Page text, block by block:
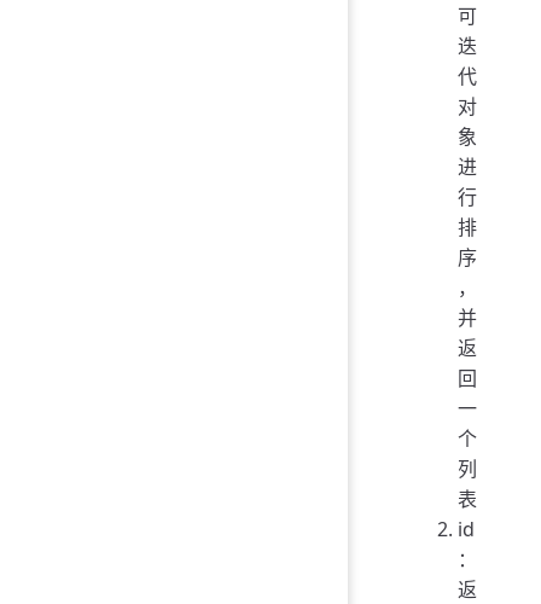
可
迭
代
对
象
进
行
排
序
，
并
返
回
一
个
列
表
id
：
返